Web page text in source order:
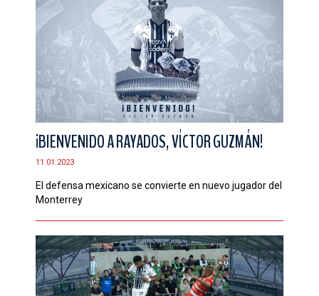
¡BIENVENIDO A RAYADOS, VÍCTOR GUZMÁN!
11.01.2023
El defensa mexicano se convierte en nuevo jugador del
Monterrey